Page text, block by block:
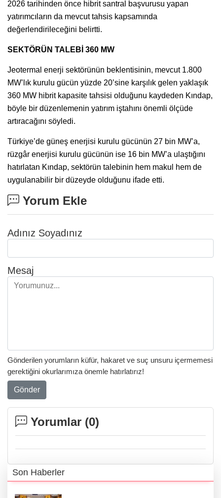
2026 tarihinden önce hibrit santral başvurusu yapan
yatırımcıların da mevcut tahsis kapsamında
değerlendirileceğini belirtti.
SEKTÖRÜN TALEBİ 360 MW
Jeotermal enerji sektörünün beklentisinin, mevcut 1.800
MW’lık kurulu gücün yüzde 20’sine karşılık gelen yaklaşık
360 MW hibrit kapasite tahsisi olduğunu kaydeden Kındap,
böyle bir düzenlemenin yatırım iştahını önemli ölçüde
artıracağını söyledi.
Türkiye’de güneş enerjisi kurulu gücünün 27 bin MW’a,
rüzgâr enerjisi kurulu gücünün ise 16 bin MW’a ulaştığını
hatırlatan Kındap, sektörün talebinin hem makul hem de
uygulanabilir bir düzeyde olduğunu ifade etti.
Yorum Ekle
Adınız Soyadınız
Mesaj
Gönderilen yorumların küfür, hakaret ve suç unsuru içermemesi
gerektiğini okurlarımıza önemle hatırlatırız!
Gönder
Yorumlar (0)
Son Haberler